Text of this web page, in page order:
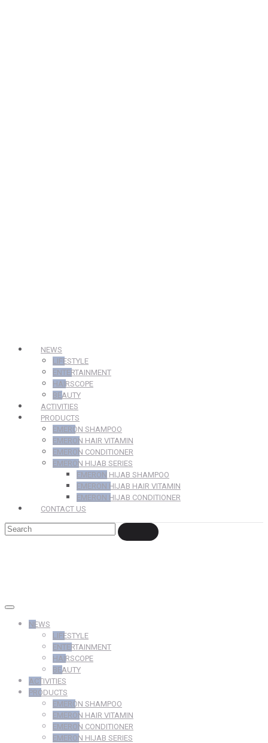
NEWS
LIFESTYLE
ENTERTAINMENT
HAIRSCOPE
BEAUTY
ACTIVITIES
PRODUCTS
EMERON SHAMPOO
EMERON HAIR VITAMIN
EMERON CONDITIONER
EMERON HIJAB SERIES
EMERON HIJAB SHAMPOO
EMERON HIJAB HAIR VITAMIN
EMERON HIJAB CONDITIONER
CONTACT US
NEWS
LIFESTYLE
ENTERTAINMENT
HAIRSCOPE
BEAUTY
ACTIVITIES
PRODUCTS
EMERON SHAMPOO
EMERON HAIR VITAMIN
EMERON CONDITIONER
EMERON HIJAB SERIES